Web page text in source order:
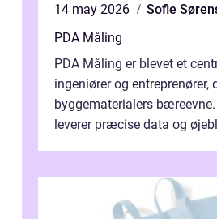
14 may 2026
Sofie
PDA Måling
PDA Måling er blevet et
ingeniører og entreprenører,
byggematerialers
leverer præcise data og